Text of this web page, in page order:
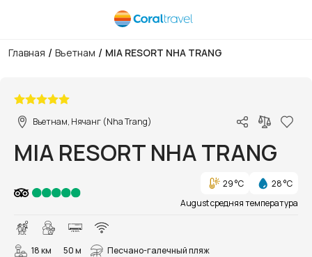
Главная / Вьетнам / MIA RESORT NHA TRANG
Вьетнам, Нячанг (Nha Trang)
MIA RESORT NHA TRANG
29 °C
28 °C
August средняя температура
18 км 50 м Песчано-галечный пляж